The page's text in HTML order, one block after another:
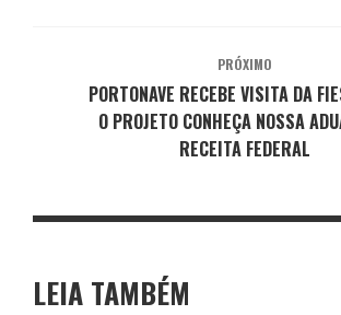
PRÓXIMO
PORTONAVE RECEBE VISITA DA
O PROJETO CONHEÇA NOSSA
RECEITA FEDERAL
LEIA TAMBÉM